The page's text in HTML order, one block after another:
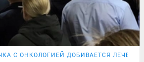
С ОНКОЛОГИЕЙ ДОБИВАЕТСЯ ЛЕЧЕНИЯ